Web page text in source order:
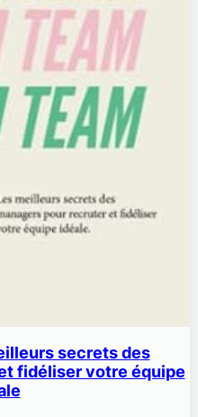
secrets des
fidéliser votre équipe